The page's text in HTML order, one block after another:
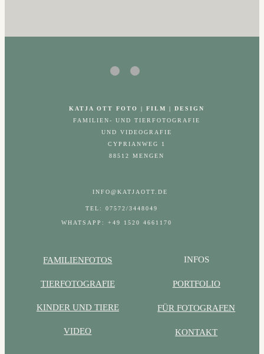
KATJA OTT FOTO | FILM | DESIGN
FAMILIEN- UND TIERFOTOGRAFIE
UND VIDEOGRAFIE
CYPRIANWEG 1
88512 MENGEN
INFOS
PORTFOLIO
FÜR FOTOGRAFEN
KONTAKT
FAMILIENFOTOS
TIERFOTOGRAFIE
KINDER UND TIERE
VIDEO
INFO@KATJAOTT.DE
TEL: 07572/3448049
WHATSAPP: +49 1520 4661170